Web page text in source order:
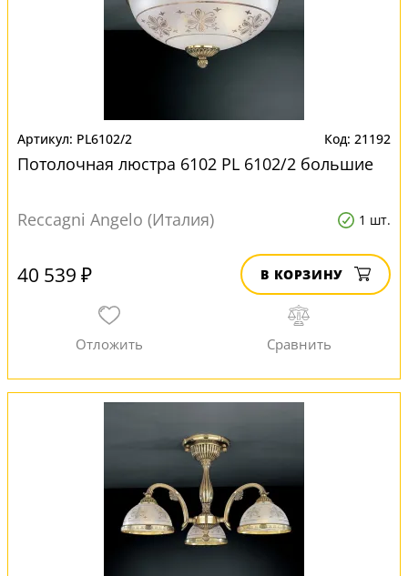
PL6102/2 21192
Потолочная люстра 6102 PL 6102/2 большие
Reccagni Angelo (Италия) 1 шт.
40 539 ₽ В КОРЗИНУ